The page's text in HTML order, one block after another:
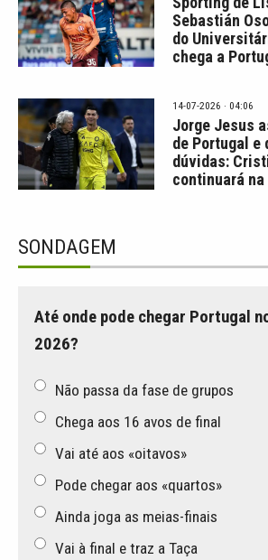
Sebastián
do
chega a
14-07-2026 · 04:06
Jorge Jesus
de Portugal e
dúvidas:
continuará
SONDAGEM
Até onde pode chegar Portugal
2026?
Não passa da fase de grupos
Chega aos 16 avos de final
Vai até aos «oitavos»
Pode chegar aos «quartos»
Ainda joga as meias-finais
Vai à final e traz a Taça